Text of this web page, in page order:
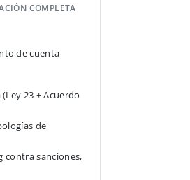
COMPLETA
de cuenta
23 + Acuerdo
de
contra sanciones,